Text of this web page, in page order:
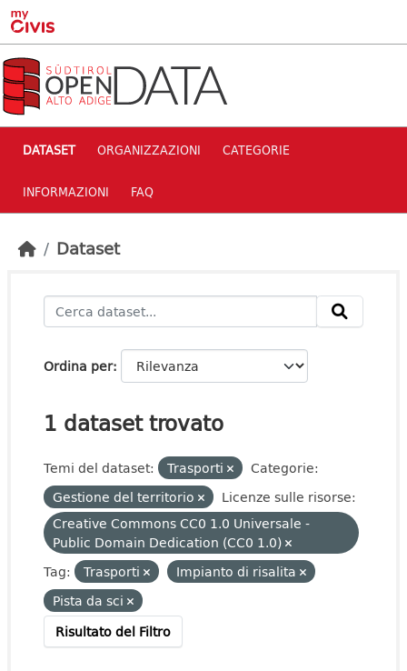
Skip to main content
DATASET ORGANIZZAZIONI CATEGORIE
INFORMAZIONI FAQ
Dataset
Ordina per
1 dataset trovato
Temi del dataset: Trasporti
Categorie:
Gestione del territorio
Licenze sulle risorse:
Creative Commons CC0 1.0 Universale -
Public Domain Dedication (CC0 1.0)
Tag:
Trasporti
Impianto di risalita
Pista da sci
Risultato del Filtro